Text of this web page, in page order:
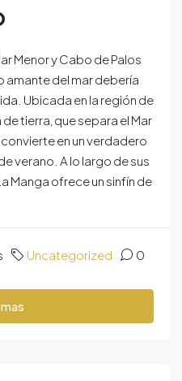
Menor y Cabo de Palos
amante del mar debería
Ubicada en la región de
tierra, que separa el Mar
en un verdadero
verano. A lo largo de sus
Manga ofrece un sinfín de
Uncategorized 0